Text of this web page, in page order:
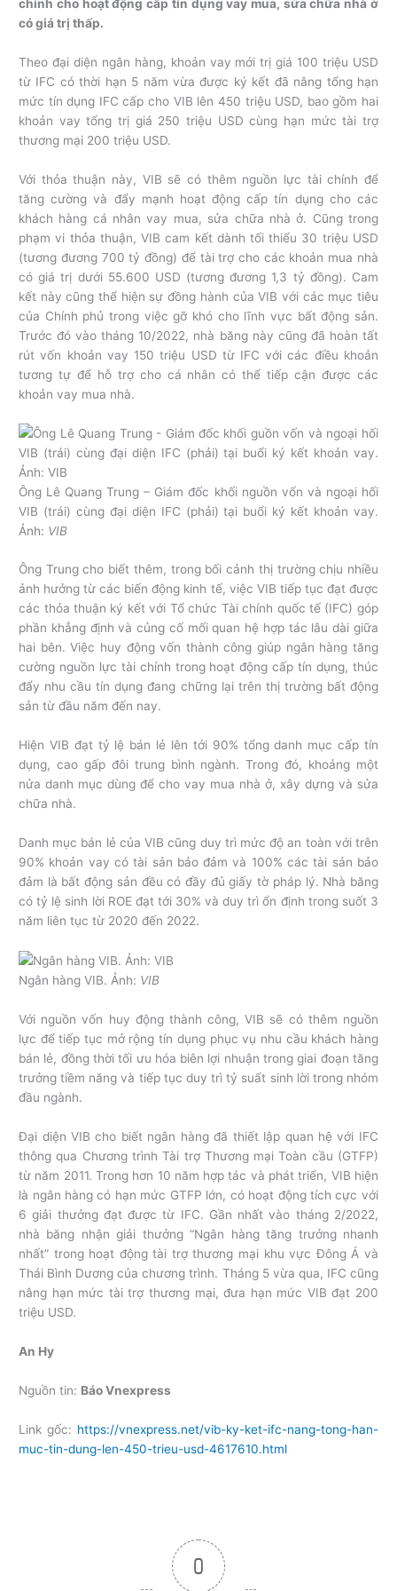
chính cho hoạt động cấp tín dụng vay mua, sửa chữa nhà ở
có giá trị thấp.
Theo đại diện ngân hàng, khoản vay mới trị giá 100 triệu USD
từ IFC có thời hạn 5 năm vừa được ký kết đã nâng tổng hạn
mức tín dụng IFC cấp cho VIB lên 450 triệu USD, bao gồm hai
khoản vay tổng trị giá 250 triệu USD cùng hạn mức tài trợ
thương mại 200 triệu USD.
Với thỏa thuận này, VIB sẽ có thêm nguồn lực tài chính để
tăng cường và đẩy mạnh hoạt động cấp tín dụng cho các
khách hàng cá nhân vay mua, sửa chữa nhà ở. Cũng trong
phạm vi thỏa thuận, VIB cam kết dành tối thiểu 30 triệu USD
(tương đương 700 tỷ đồng) để tài trợ cho các khoản mua nhà
có giá trị dưới 55.600 USD (tương đương 1,3 tỷ đồng). Cam
kết này cũng thể hiện sự đồng hành của VIB với các mục tiêu
của Chính phủ trong việc gỡ khó cho lĩnh vực bất động sản.
Trước đó vào tháng 10/2022, nhà băng này cũng đã hoàn tất
rút vốn khoản vay 150 triệu USD từ IFC với các điều khoản
tương tự để hỗ trợ cho cá nhân có thể tiếp cận được các
khoản vay mua nhà.
Ông Lê Quang Trung – Giám đốc khối nguồn vốn và ngoại hối
VIB (trái) cùng đại diện IFC (phải) tại buổi ký kết khoản vay.
Ảnh: VIB
Ông Trung cho biết thêm, trong bối cảnh thị trường chịu nhiều
ảnh hưởng từ các biến động kinh tế, việc VIB tiếp tục đạt được
các thỏa thuận ký kết với Tổ chức Tài chính quốc tế (IFC) góp
phần khẳng định và củng cố mối quan hệ hợp tác lâu dài giữa
hai bên. Việc huy động vốn thành công giúp ngân hàng tăng
cường nguồn lực tài chính trong hoạt động cấp tín dụng, thúc
đẩy nhu cầu tín dụng đang chững lại trên thị trường bất động
sản từ đầu năm đến nay.
Hiện VIB đạt tỷ lệ bán lẻ lên tới 90% tổng danh mục cấp tín
dụng, cao gấp đôi trung bình ngành. Trong đó, khoảng một
nửa danh mục dùng để cho vay mua nhà ở, xây dựng và sửa
chữa nhà.
Danh mục bán lẻ của VIB cũng duy trì mức độ an toàn với trên
90% khoản vay có tài sản bảo đảm và 100% các tài sản bảo
đảm là bất động sản đều có đầy đủ giấy tờ pháp lý. Nhà băng
có tỷ lệ sinh lời ROE đạt tới 30% và duy trì ổn định trong suốt 3
năm liên tục từ 2020 đến 2022.
Ngân hàng VIB. Ảnh: VIB
Với nguồn vốn huy động thành công, VIB sẽ có thêm nguồn
lực để tiếp tục mở rộng tín dụng phục vụ nhu cầu khách hàng
bán lẻ, đồng thời tối ưu hóa biên lợi nhuận trong giai đoạn tăng
trưởng tiềm năng và tiếp tục duy trì tỷ suất sinh lời trong nhóm
đầu ngành.
Đại diện VIB cho biết ngân hàng đã thiết lập quan hệ với IFC
thông qua Chương trình Tài trợ Thương mại Toàn cầu (GTFP)
từ năm 2011. Trong hơn 10 năm hợp tác và phát triển, VIB hiện
là ngân hàng có hạn mức GTFP lớn, có hoạt động tích cực với
6 giải thưởng đạt được từ IFC. Gần nhất vào tháng 2/2022,
nhà băng nhận giải thưởng “Ngân hàng tăng trưởng nhanh
nhất” trong hoạt động tài trợ thương mại khu vực Đông Á và
Thái Bình Dương của chương trình. Tháng 5 vừa qua, IFC cũng
nâng hạn mức tài trợ thương mại, đưa hạn mức VIB đạt 200
triệu USD.
An Hy
Nguồn tin: Báo Vnexpress
Link gốc: https://vnexpress.net/vib-ky-ket-ifc-nang-tong-han-
muc-tin-dung-len-450-trieu-usd-4617610.html
0